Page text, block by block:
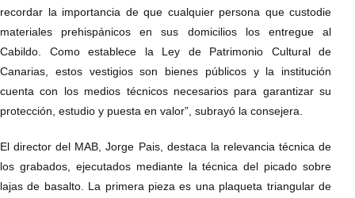
recordar la importancia de que cualquier persona que custodie
materiales prehispánicos en sus domicilios los entregue al
Cabildo. Como establece la Ley de Patrimonio Cultural de
Canarias, estos vestigios son bienes públicos y la institución
cuenta con los medios técnicos necesarios para garantizar su
protección, estudio y puesta en valor”, subrayó la consejera.
El director del MAB, Jorge Pais, destaca la relevancia técnica de
los grabados, ejecutados mediante la técnica del picado sobre
lajas de basalto. La primera pieza es una plaqueta triangular de